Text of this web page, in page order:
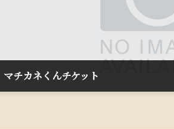
マチカネくんチケット